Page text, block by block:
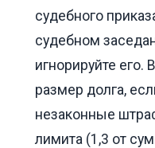
судебного
судебном
игнорируйте
размер долга,
незаконные
лимита (1,3 от